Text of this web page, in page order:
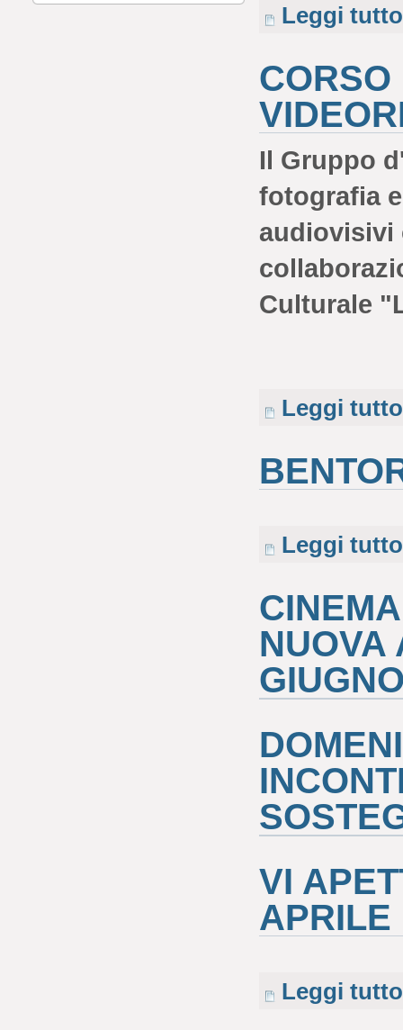
Leggi tutto
CORSO
Il Gruppo
fotografia
audiovisivi
Culturale
Leggi tutto
Leggi tutto
NUOVA
VI
APRILE
Leggi tutto